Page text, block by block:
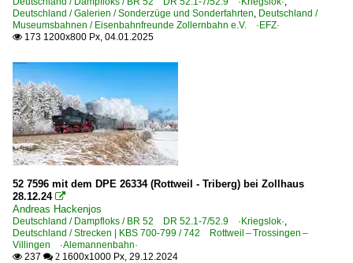
Deutschland / Galerien / Sonderzüge und Sonderfahrten, Deutschland /
Museumsbahnen / Eisenbahnfreunde Zollernbahn e.V. ·EFZ·
 173 1200x800 Px, 04.01.2025
52 7596 mit dem DPE 26334 (Rottweil - Triberg) bei Zollhaus
28.12.24 
Andreas Hackenjos
Deutschland / Dampfloks / BR 52 DR 52.1-7/52.9 ·Kriegslok·,
Deutschland / Strecken | KBS 700-799 / 742 Rottweil – Trossingen –
Villingen ·Alemannenbahn·
 237  2 1600x1000 Px, 29.12.2024